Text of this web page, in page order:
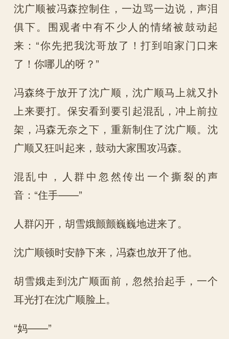
沈广顺被冯森控制住，一边骂一边说，声泪
俱下。围观者中有不少人的情绪被鼓动起
来：“你先把我沈哥放了！打到咱家门口来
了！你哪儿的呀？”
冯森终于放开了沈广顺，沈广顺马上就又扑
上来要打。保安看到要引起混乱，冲上前拉
架，冯森无奈之下，重新制住了沈广顺。沈
广顺又狂叫起来，鼓动大家围攻冯森。
混乱中，人群中忽然传出一个撕裂的声
音：“住手——”
人群闪开，胡雪娥颤颤巍巍地进来了。
沈广顺顿时安静下来，冯森也放开了他。
胡雪娥走到沈广顺面前，忽然抬起手，一个
耳光打在沈广顺脸上。
“妈——”